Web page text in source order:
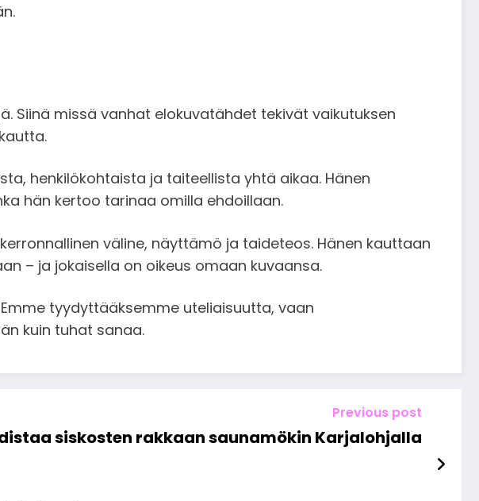
Siinä missä vanhat elokuvatähdet tekivät vaikutuksen
henkilökohtaista ja taiteellista yhtä aikaa. Hänen
hän kertoo tarinaa omilla ehdoillaan.
väline, näyttämö ja taideteos. Hänen kauttaan
– ja jokaisella on oikeus omaan kuvaansa.
tyydyttääksemme uteliaisuutta, vaan
kuin tuhat sanaa.
Previous post
siskosten rakkaan saunamökin Karjalohjalla